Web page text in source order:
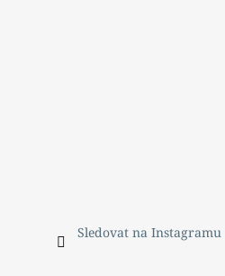
Sledovat na Instagramu